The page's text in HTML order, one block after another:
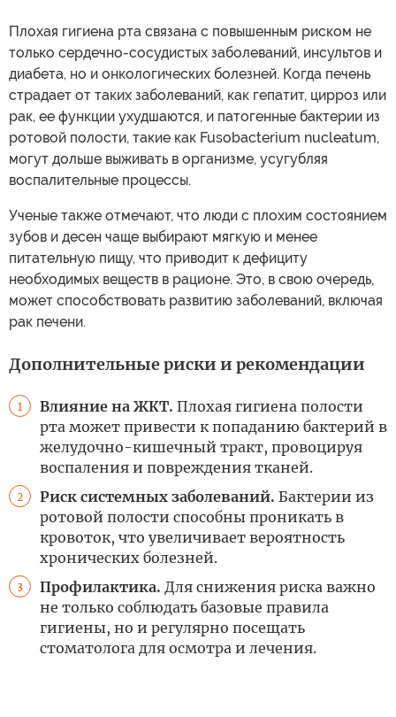
Плохая гигиена рта связана с повышенным риском не
только сердечно-сосудистых заболеваний, инсультов и
диабета, но и онкологических болезней. Когда печень
страдает от таких заболеваний, как гепатит, цирроз или
рак, ее функции ухудшаются, и патогенные бактерии из
ротовой полости, такие как Fusobacterium nucleatum,
могут дольше выживать в организме, усугубляя
воспалительные процессы.
Ученые также отмечают, что люди с плохим состоянием
зубов и десен чаще выбирают мягкую и менее
питательную пищу, что приводит к дефициту
необходимых веществ в рационе. Это, в свою очередь,
может способствовать развитию заболеваний, включая
рак печени.
Дополнительные риски и рекомендации
1 Влияние на ЖКТ. Плохая гигиена полости
рта может привести к попаданию бактерий в
желудочно-кишечный тракт, провоцируя
воспаления и повреждения тканей.
2 Риск системных заболеваний. Бактерии из
ротовой полости способны проникать в
кровоток, что увеличивает вероятность
хронических болезней.
3 Профилактика. Для снижения риска важно
не только соблюдать базовые правила
гигиены, но и регулярно посещать
стоматолога для осмотра и лечения.